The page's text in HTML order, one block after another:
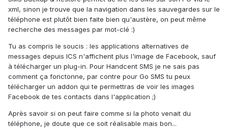
xml, sinon je trouve que la navigation dans les sauvegardes sur le
téléphone est plutôt bien faite bien qu'austère, on peut même
recherche des messages par mot-clé :)
Tu as compris le soucis : les applications alternatives de
messages depuis ICS n'affichent plus l'image de Facebook, sauf
à télécharger un plug-in. Pour Handcent SMS je ne sais pas
comment ça fonctonne, par contre pour Go SMS tu peux
télécharger un addon qui te permettras de voir les images
Facebook de tes contacts dans l'application ;)
Après savoir si on peut faire comme si la photo venait du
téléphone, je doute que ce soit réalisable mais bon...